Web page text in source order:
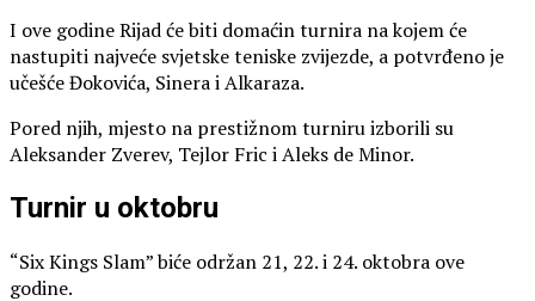
I ove godine Rijad će biti domaćin turnira na kojem će
nastupiti najveće svjetske teniske zvijezde, a potvrđeno je
učešće Đokovića, Sinera i Alkaraza.
Pored njih, mjesto na prestižnom turniru izborili su
Aleksander Zverev, Tejlor Fric i Aleks de Minor.
Turnir u oktobru
“Six Kings Slam” biće održan 21, 22. i 24. oktobra ove
godine.